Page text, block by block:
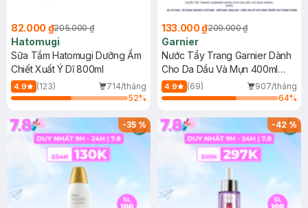
82.000 ₫205.000 ₫
Hatomugi
Sữa Tắm Hatomugi Dưỡng Ẩm
Chiết Xuất Ý Dĩ 800ml
4.9 (123)
714/tháng
52%
133.000 ₫209.000 ₫
Garnier
Nước Tẩy Trang Garnier Dành
Cho Da Dầu Và Mụn 400ml
(Mới)
4.9 (69)
907/tháng
64%
-35% -42%